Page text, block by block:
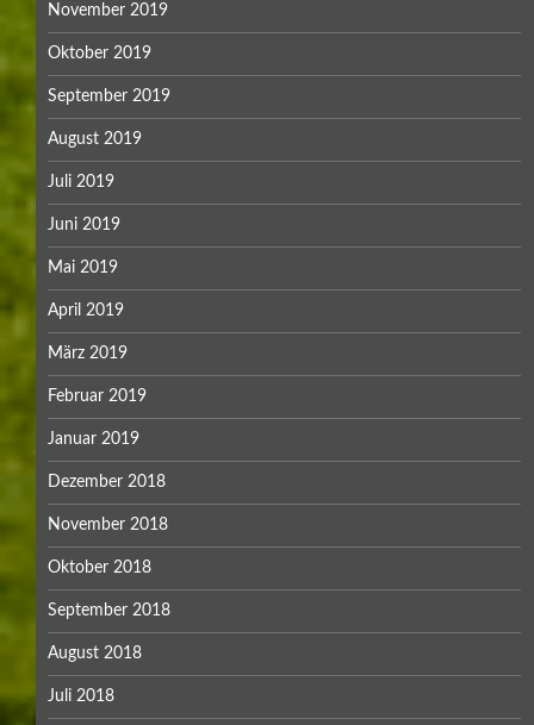
November 2019
Oktober 2019
September 2019
August 2019
Juli 2019
Juni 2019
Mai 2019
April 2019
März 2019
Februar 2019
Januar 2019
Dezember 2018
November 2018
Oktober 2018
September 2018
August 2018
Juli 2018